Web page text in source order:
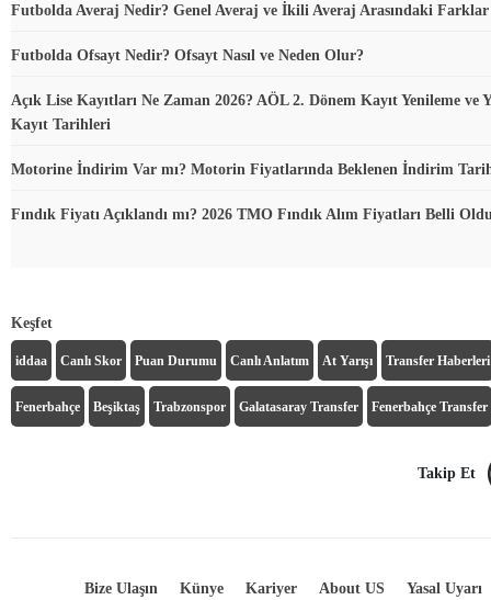
Futbolda Averaj Nedir? Genel Averaj ve İkili Averaj Arasındaki Farklar
Futbolda Ofsayt Nedir? Ofsayt Nasıl ve Neden Olur?
Açık Lise Kayıtları Ne Zaman 2026? AÖL 2. Dönem Kayıt Yenileme ve
Kayıt Tarihleri
Motorine İndirim Var mı? Motorin Fiyatlarında Beklenen İndirim
Fındık Fiyatı Açıklandı mı? 2026 TMO Fındık Alım Fiyatları Belli
Keşfet
iddaa Canlı Skor Puan Durumu Canlı Anlatım At Yarışı Transfer Haberleri
Fenerbahçe Beşiktaş Trabzonspor Galatasaray Transfer Fenerbahçe Transfer
Takip Et
Bize Ulaşın Künye Kariyer About US Yasal Uyarı